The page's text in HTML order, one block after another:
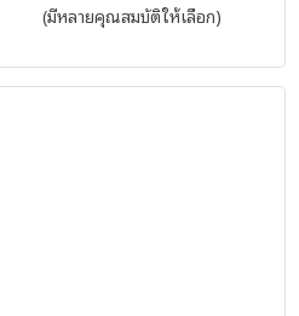
(มีหลายคุณสมบัติให้เลือก)